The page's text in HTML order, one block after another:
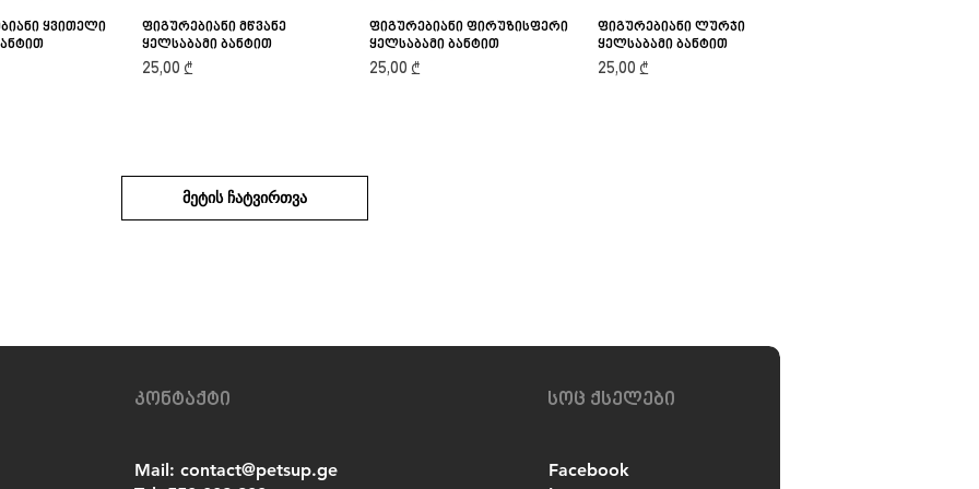
Viewყვითელი
Quick View
ფიგურებიანი მწვანე
ყელსაბამი ბანტით
Price
25,00 ₾
Quick View
ფიგურებიანი ფირუზისფერი
ყელსაბამი ბანტით
Price
25,00 ₾
Quick View
ფიგურებიანი ლურჯი
ყელსაბამი ბანტით
Price
25,00 ₾
მეტის ჩატვირთვა
Mail: contact@petsup.ge
Facebook
კონტაქტი სოც ქსელები